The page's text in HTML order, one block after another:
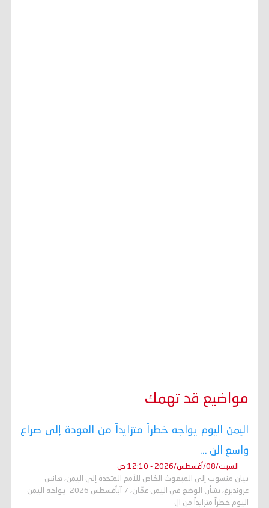
مواضيع قد تهمك
اليمن اليوم يواجه خطراً متزايداً من العودة إلى صراع
واسع الن ...
السبت/08/أغسطس/2026 - 12:10 ص
بيان منسوب إلى المبعوث الخاص للأمم المتحدة إلى اليمن، هانس
غروندبرغ، بشأن الوضع في اليمن عمّان، 7 آبأغسطس 2026- يواجه اليمن
اليوم خطراً متزايداً من ال